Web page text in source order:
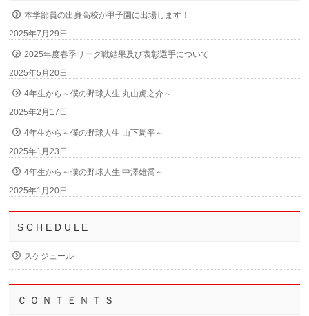
本学部員の出身高校が甲子園に出場します！
2025年7月29日
2025年度春季リーグ戦結果及び表彰選手について
2025年5月20日
4年生から～僕の野球人生 丸山虎之介～
2025年2月17日
4年生から～僕の野球人生 山下周平～
2025年1月23日
4年生から～僕の野球人生 中澤雄喬～
2025年1月20日
S C H E D U L E
スケジュール
Ｃ Ｏ Ｎ Ｔ Ｅ Ｎ Ｔ Ｓ